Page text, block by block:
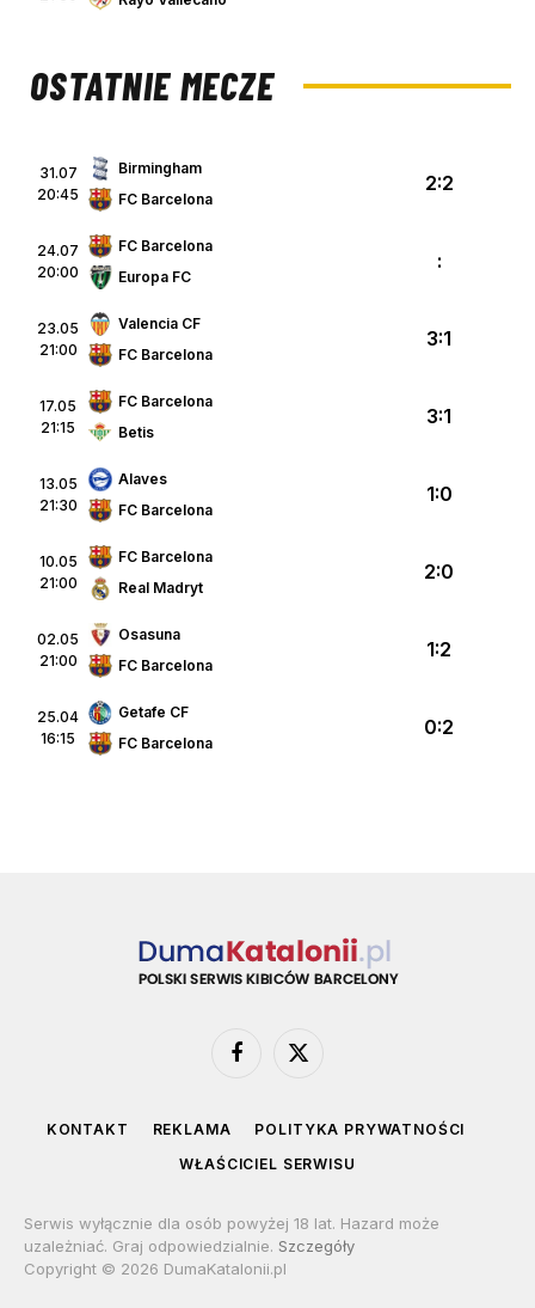
OSTATNIE MECZE
31.07
20:45
Birmingham
FC Barcelona
2:2
24.07
20:00
FC Barcelona
Europa FC
:
23.05
21:00
Valencia CF
FC Barcelona
3:1
17.05
21:15
FC Barcelona
Betis
3:1
13.05
21:30
Alaves
FC Barcelona
1:0
10.05
21:00
FC Barcelona
Real Madryt
2:0
02.05
21:00
Osasuna
FC Barcelona
1:2
25.04
16:15
Getafe CF
FC Barcelona
0:2
Facebook
X
KONTAKT REKLAMA
POLITYKA PRYWATNOŚCI
WŁAŚCICIEL SERWISU
Serwis wyłącznie dla osób powyżej 18 lat. Hazard może
uzależniać. Graj odpowiedzialnie. Szczegóły
Copyright © 2026 DumaKatalonii.pl